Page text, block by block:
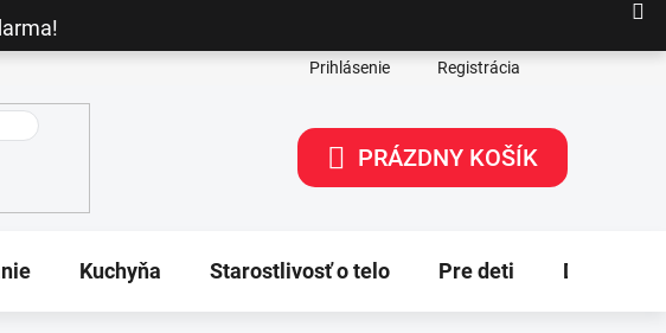
Prihlásenie Registrácia
NÁKUPNÝ
PRÁZDNY KOŠÍK
Kuchyňa Starostlivosť o telo Pre deti Dekorácie